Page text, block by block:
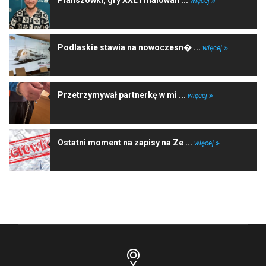
Podlaskie stawia na nowoczesn� ... więcej
Przetrzymywał partnerkę w mi ... więcej
Ostatni moment na zapisy na Ze ... więcej